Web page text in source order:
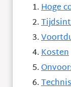
Hoge
Kosten